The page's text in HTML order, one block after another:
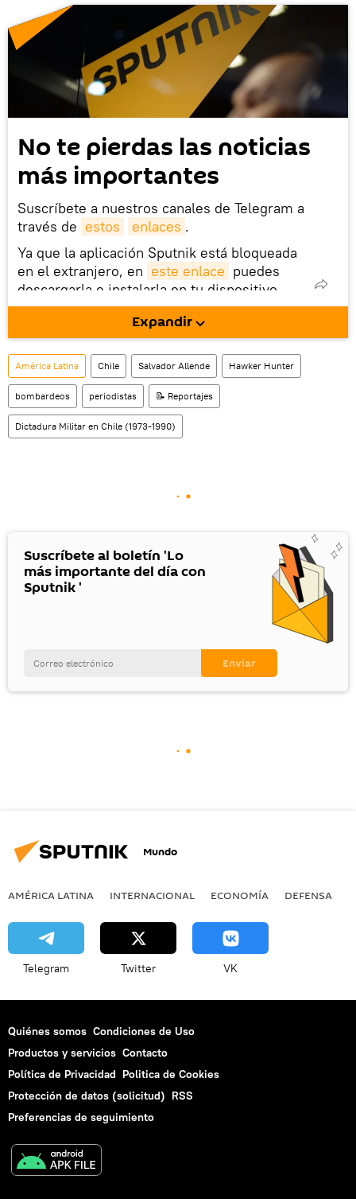
No te pierdas las noticias
más importantes
Suscríbete a nuestros canales de Telegram a
través de estos enlaces .
Ya que la aplicación Sputnik está bloqueada
en el extranjero, en este enlace puedes
descargarla e instalarla en tu dispositivo
móvil (¡solo para Android!).
También tenemos una cuenta en la red
social rusa VK .
Expandir
América Latina Chile Salvador Allende Hawker Hunter
bombardeos periodistas 📝 Reportajes
Dictadura Militar en Chile (1973-1990)
Suscríbete al boletín 'Lo
más importante del día con
Sputnik '
Mundo
AMÉRICA LATINA INTERNACIONAL ECONOMÍA DEFENSA
Telegram Twitter VK
Quiénes somos Condiciones de Uso
Productos y servicios Contacto
Política de Privacidad Politica de Cookies
Protección de datos (solicitud) RSS
Preferencias de seguimiento